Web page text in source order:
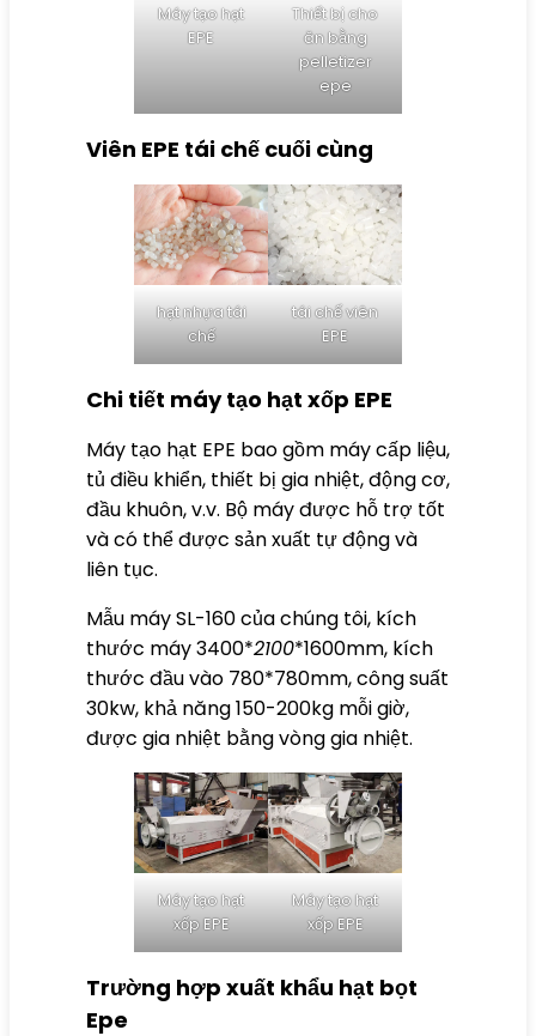
Máy tạo hạt
EPE
Thiết bị cho
ăn bằng
pelletizer
epe
Viên EPE tái chế cuối cùng
hạt nhựa tái
chế
tái chế viên
EPE
Chi tiết máy tạo hạt xốp EPE
Máy tạo hạt EPE bao gồm máy cấp liệu,
tủ điều khiển, thiết bị gia nhiệt, động cơ,
đầu khuôn, v.v. Bộ máy được hỗ trợ tốt
và có thể được sản xuất tự động và
liên tục.
Mẫu máy SL-160 của chúng tôi, kích
thước máy 3400*2100*1600mm, kích
thước đầu vào 780*780mm, công suất
30kw, khả năng 150-200kg mỗi giờ,
được gia nhiệt bằng vòng gia nhiệt.
Máy tạo hạt
xốp EPE
Máy tạo hạt
xốp EPE
Trường hợp xuất khẩu hạt bọt
Epe